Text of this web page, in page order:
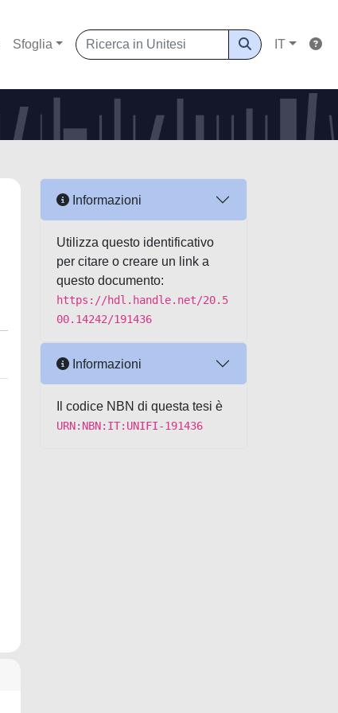
Sfoglia IT
Informazioni
Utilizza questo identificativo
per citare o creare un link a
questo documento:
https://hdl.handle.net/20.5
00.14242/191436
Informazioni
Il codice NBN di questa tesi è
URN:NBN:IT:UNIFI-191436